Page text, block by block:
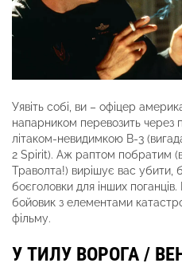
Уявіть собі, ви – офіцер
напарником перевозить через
літаком-невидимкою B-3
2 Spirit). Аж раптом побратим
Траволта!) вирішує вас убити,
боєголовки для інших
бойовик з елементами
фільму.
У ТИЛУ ВОРОГА /